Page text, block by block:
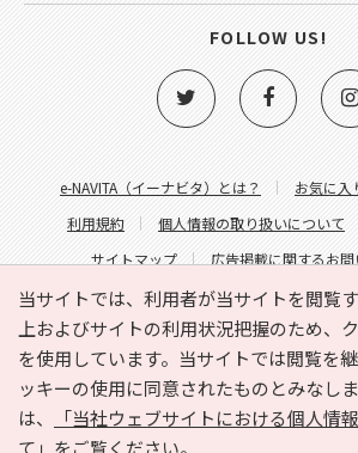
当サイトでは、利用者が当サイトを閲覧
上およびサイトの利用状況把握のため、
を使用しています。当サイトでは閲覧を
ッキーの使用に同意されたものとみなし
は、
「当社ウェブサイトにおける個人情
て」 をご覧ください。
e-NAVITA（イーナビタ）とは？ お気に入
利用規約
個人情報の取り扱いについて
サイトマップ
広告掲載に関するお
サイトの内容に関するお問い
FOLLOW US!
Copyright © HYOJITO.Co.,Ltd. All Rights